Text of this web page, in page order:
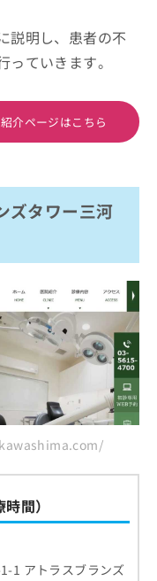
説明し、患者の不
ていきます。
介ページはこちら
ズタワー三河
間）
1 アトラスブランズ